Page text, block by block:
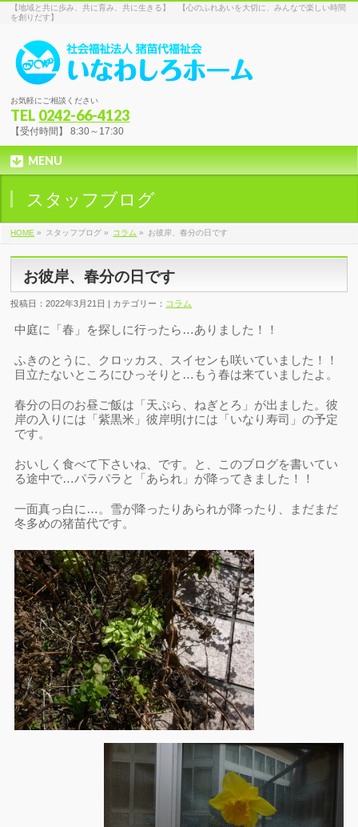
【地域と共に歩み、共に育み、共に生きる】 【心のふれあいを大切に、みんなで楽しい時間
を創りだす】
お気軽にご相談ください
TEL 0242-66-4123
【受付時間】 8:30～17:30
MENU
スタッフブログ
HOME » スタッフブログ » コラム » お彼岸、春分の日です
お彼岸、春分の日です
投稿日：2022年3月21日 | カテゴリー： コラム
中庭に「春」を探しに行ったら…ありました！！
ふきのとうに、クロッカス、スイセンも咲いていました！！
目立たないところにひっそりと…もう春は来ていましたよ。
春分の日のお昼ご飯は「天ぷら、ねぎとろ」が出ました。彼
岸の入りには「紫黒米」彼岸明けには「いなり寿司」の予定
です。
おいしく食べて下さいね、です。と、このブログを書いてい
る途中で…パラパラと「あられ」が降ってきました！！
一面真っ白に…。雪が降ったりあられが降ったり、まだまだ
冬多めの猪苗代です。